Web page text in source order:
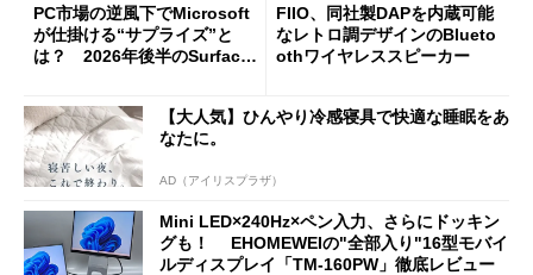
PC市場の逆風下でMicrosoft
が仕掛ける“サプライズ”と
は？ 2026年後半のSurface
FIIO、同社製DAPを内蔵可能
なレトロ調デザインのBlueto
othワイヤレススピーカー
【大人気】ひんやり冷感寝具で快適な睡眠をあ
なたに。
AD（アイリスプラザ）
Mini LED×240Hz×ペン入力、さらにドッキン
グも！ EHOMEWEIの"全部入り"16型モバイ
ルディスプレイ「TM-160PW」徹底レビュー